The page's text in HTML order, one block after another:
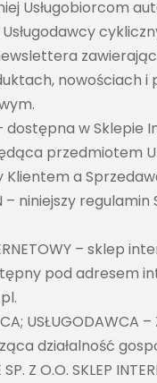
Usługobiorcom
nowościach i
dostępna w Sklepie
przedmiotem
Klientem a
– niniejszy regulamin
– sklep
pod adresem
USŁUGODAWCA –
działalność
Z O.O. SKLEP